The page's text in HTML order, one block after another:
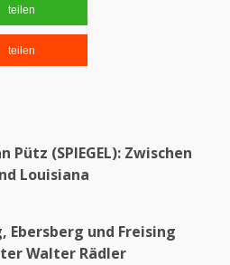
teilen
teilen
(SPIEGEL): Zwischen
Louisiana
Ebersberg und Freising
Walter Rädler